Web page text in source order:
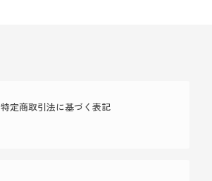
特定商取引法に基づく表記